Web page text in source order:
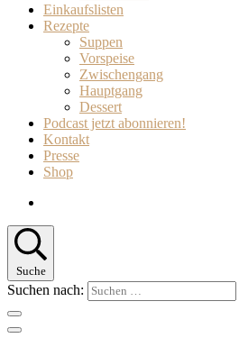
Einkaufslisten
Rezepte
Suppen
Vorspeise
Zwischengang
Hauptgang
Dessert
Podcast jetzt abonnieren!
Kontakt
Presse
Shop
Suche
Suchen nach: